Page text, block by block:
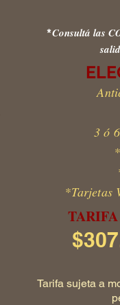
Tarifa sujeta a
*Consultá las
3 ó
*Tarjetas